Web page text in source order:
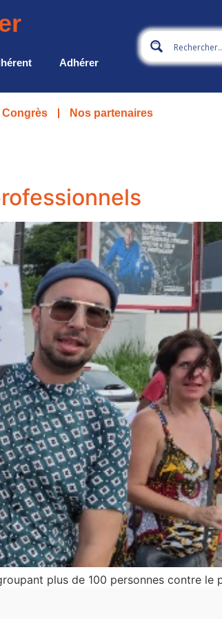
Adhérer
Congrès Nos partenaires
plus de 100 personnes contre le